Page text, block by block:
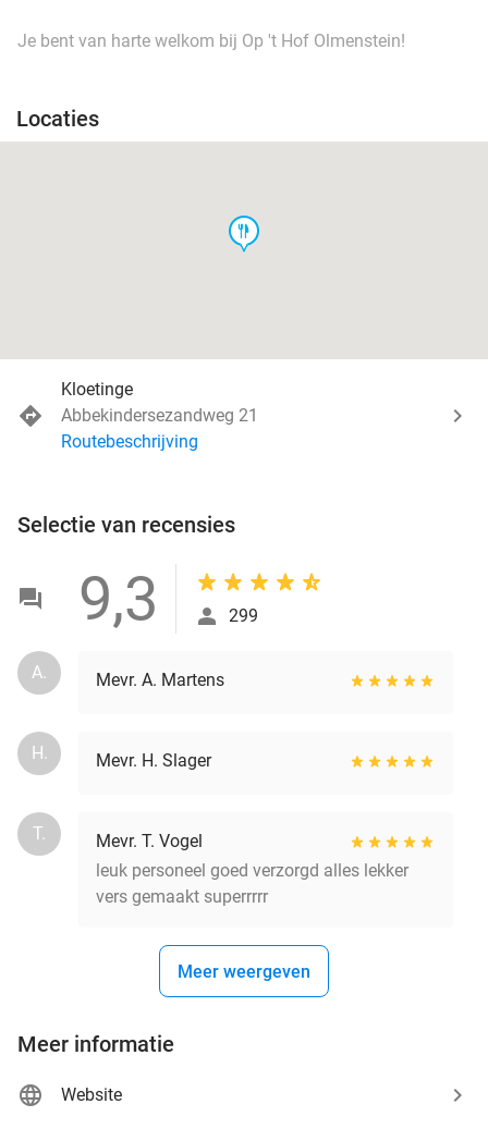
Je bent van harte welkom bij Op 't Hof Olmenstein!
Locaties
food
Kloetinge
Abbekindersezandweg 21
Routebeschrijving
Selectie van recensies
9,3 299
A. Mevr. A. Martens
H. Mevr. H. Slager
T.
Mevr. T. Vogel
leuk personeel goed verzorgd alles lekker
vers gemaakt superrrrr
Meer weergeven
Meer informatie
Website